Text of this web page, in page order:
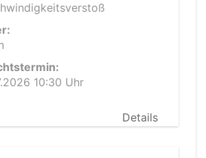
10:30 Uhr
Details